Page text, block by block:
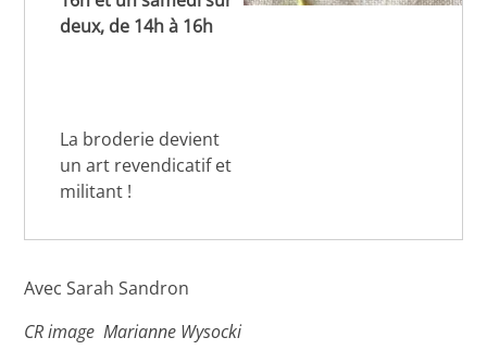
deux, de 14h à 16h
La broderie devient
un art revendicatif et
militant !
Avec Sarah Sandron
CR image Marianne Wysocki